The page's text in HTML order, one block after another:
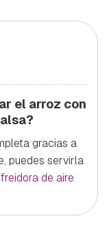
el arroz con
gracias a
puedes servirla
de aire